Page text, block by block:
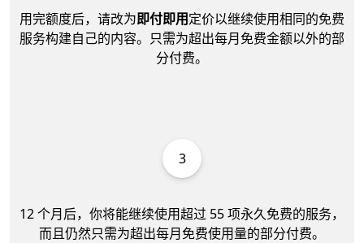
用完额度后，请改为即付即用定价以继续使用相同的免费
服务构建自己的内容。只需为超出每月免费金额以外的部
分付费。
3
12 个月后，你将能继续使用超过 55 项永久免费的服务，
而且仍然只需为超出每月免费使用量的部分付费。